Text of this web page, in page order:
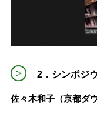
2．シンポジ
佐々木和子（京都ダ